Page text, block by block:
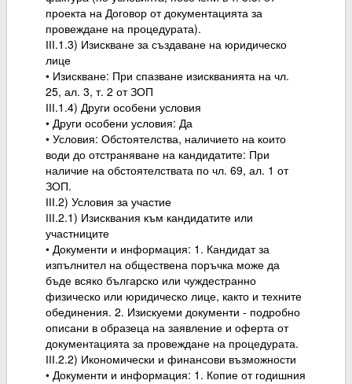
проекта на Договор от документацията за
провеждане на процедурата).
ІІІ.1.3) Изискване за създаване на юридическо
лице
• Изискване: При спазване изискванията на чл.
25, ал. 3, т. 2 от ЗОП
ІІІ.1.4) Други особени условия
• Други особени условия: Да
• Условия: Обстоятелства, наличието на които
води до отстраняване на кандидатите: При
наличие на обстоятелствата по чл. 69, ал. 1 от
ЗОП.
ІІІ.2) Условия за участие
ІІІ.2.1) Изисквания към кандидатите или
участниците
• Документи и информация: 1. Кандидат за
изпълнител на обществена поръчка може да
бъде всяко българско или чуждестранно
физическо или юридическо лице, както и техните
обединения. 2. Изискуеми документи - подробно
описани в образеца на заявление и оферта от
документацията за провеждане на процедурата.
ІІІ.2.2) Икономически и финансови възможности
• Документи и информация: 1. Копие от годишния